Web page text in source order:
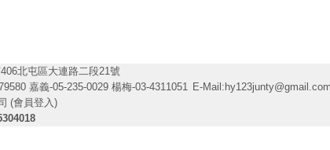
北屯區大連路二段21號
嘉義-05-235-0029 楊梅-03-4311051 E-Mail: hy123junty@gmail.com
(會員登入)